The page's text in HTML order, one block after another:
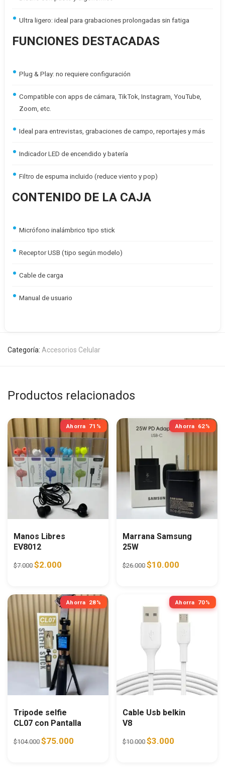
Ultra ligero: ideal para grabaciones prolongadas sin fatiga
FUNCIONES DESTACADAS
Plug & Play: no requiere configuración
Compatible con apps de cámara, TikTok, Instagram, YouTube,
Zoom, etc.
Ideal para entrevistas, grabaciones de campo, reportajes y más
Indicador LED de encendido y batería
Filtro de espuma incluido (reduce viento y pop)
CONTENIDO DE LA CAJA
Micrófono inalámbrico tipo stick
Receptor USB (tipo según modelo)
Cable de carga
Manual de usuario
Categoría: Accesorios Celular
Productos relacionados
Ahorra 71%
Manos Libres
EV8012
$7.000 Original price was: $7.000.
$2.000 Current price is: $2.000.
Ahorra 62%
Marrana Samsung
25W
$26.000 Original price was:
$10.000
Ahorra 28%
Tripode selfie
CL07 con Pantalla
$104.000 Original price was: $104.000.
$75.000 Current price is: $75.000.
Ahorra 70%
Cable Usb belkin
V8
$10.000 Original price was:
$3.000